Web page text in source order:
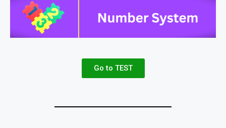
Go to TEST